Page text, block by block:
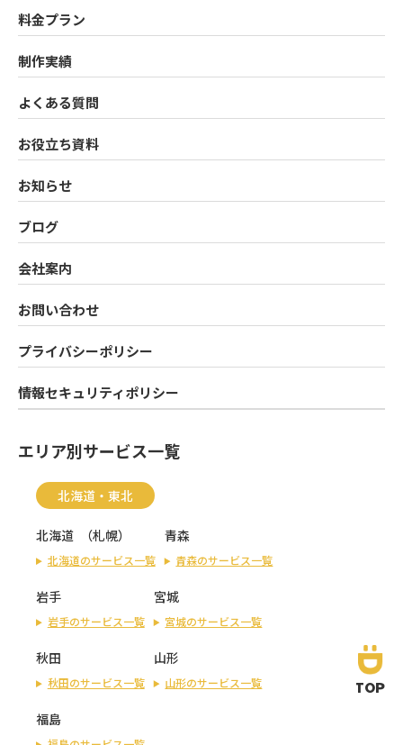
料金プラン
制作実績
よくある質問
お役立ち資料
お知らせ
ブログ
会社案内
お問い合わせ
プライバシーポリシー
情報セキュリティポリシー
エリア別サービス一覧
北海道・東北
北海道 （札幌）
北海道のサービス一覧
青森
青森のサービス一覧
岩手
岩手のサービス一覧
宮城
宮城のサービス一覧
秋田
秋田のサービス一覧
山形
山形のサービス一覧
福島
TOP